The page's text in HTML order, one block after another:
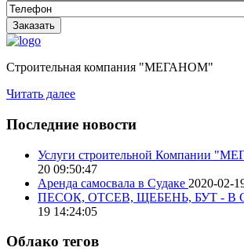
Строительная компания "МЕГАНОМ"
Читать далее
Последние новости
Услуги строительной Компании
20 09:50:47
Аренда самосвала в Судаке 2020-02-
ПЕСОК, ОТСЕВ, ЩЕБЕНЬ, БУТ - В
19 14:24:05
Облако тегов